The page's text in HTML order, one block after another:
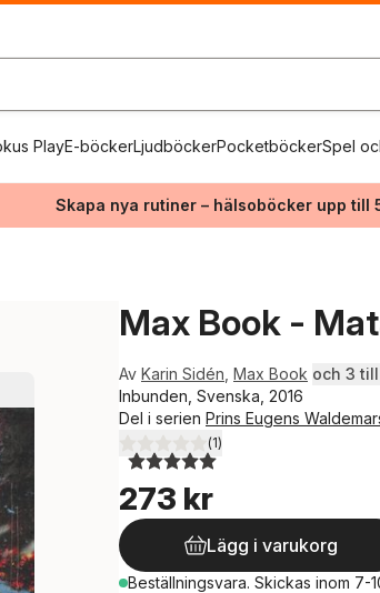
PlayE-böckerLjudböckerPocketböckerSpel
Skapa nya rutiner – hälsoböcker upp till
Max Book -
Av Karin Sidén Max Book och 3 till
Inbunden, Svenska, 2016
Del i serien Prins Eugens
5,0utav 5 stjärnor. Totalt antal röster:
(1)
273 kr
Lägg i varukorg
Beställningsvara. Skickas inom 7-